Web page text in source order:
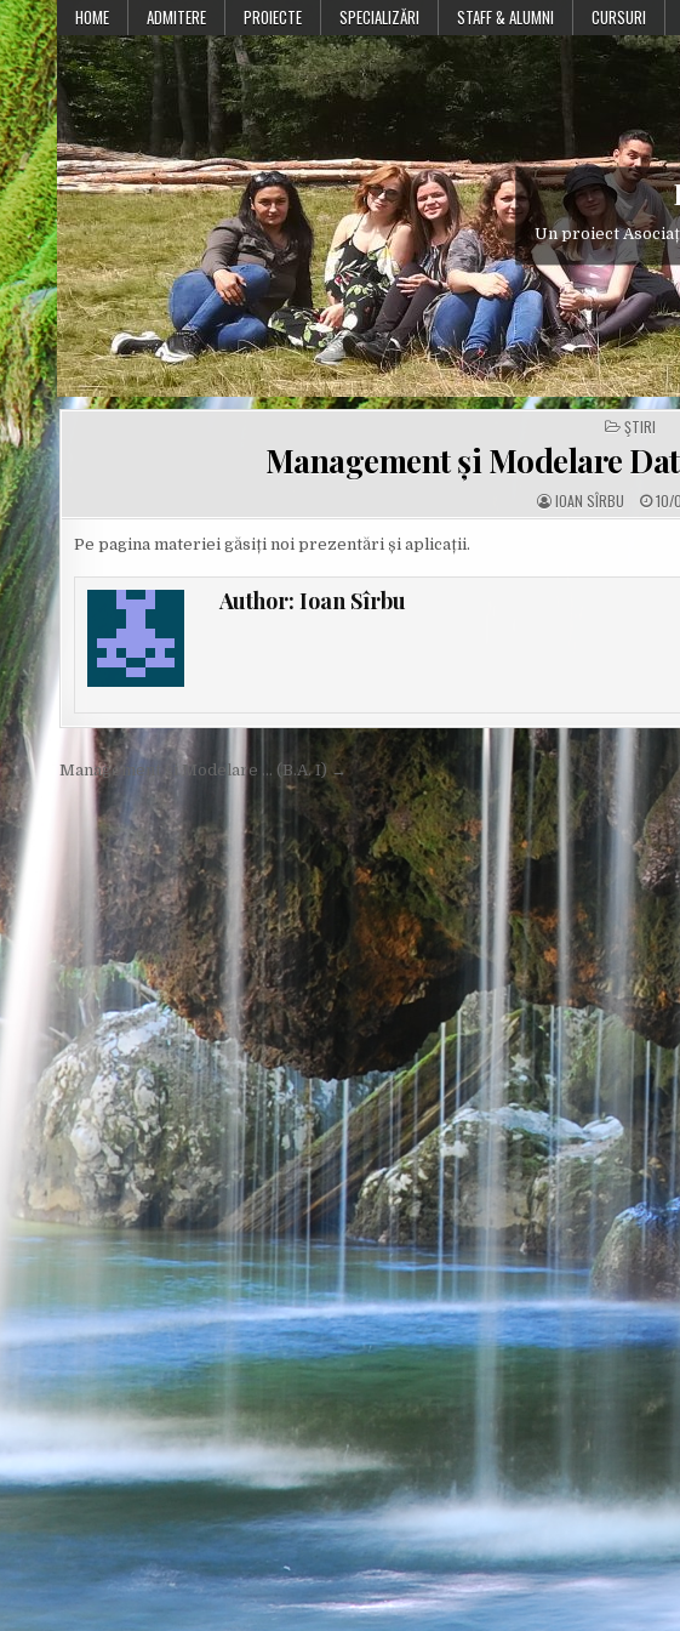
Skip
to
content
HOME ADMITERE PROIECTE SPECIALIZĂRI STAFF & ALUMNI CURSURI
Un proiect
POSTED
IN
ŞTIRI
Management și Modelare
A
U
R
IOAN SÎRBU P
U
S
10/
Pe pagina materiei găsiți noi prezentări și aplicații.
Author: Ioan Sîrbu
Post
navigation
Management și Modelare … (B.A. I) →